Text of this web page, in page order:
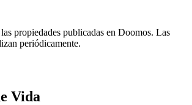
propiedades publicadas en Doomos. Las
periódicamente.
Vida